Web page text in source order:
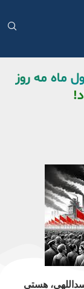
ماه مه روز
هستی